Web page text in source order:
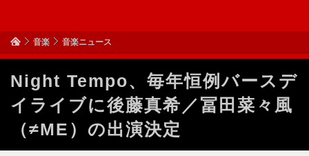
音楽 音楽ニュース
Night Tempo、毎年恒例バースデ
イライブに後藤真希／冨田菜々風
（≠ME）の出演決定